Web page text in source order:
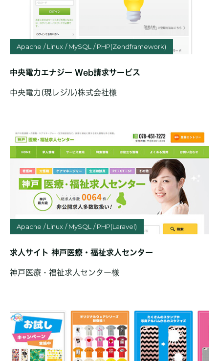
Apache Linux MySQL PHP(Zendframework)
中央電力エナジー Web請求サービス
中央電力(現レジル)株式会社様
Apache Linux MySQL PHP(Laravel)
求人サイト 神戸医療・福祉求人センター
神戸医療・福祉求人センター様